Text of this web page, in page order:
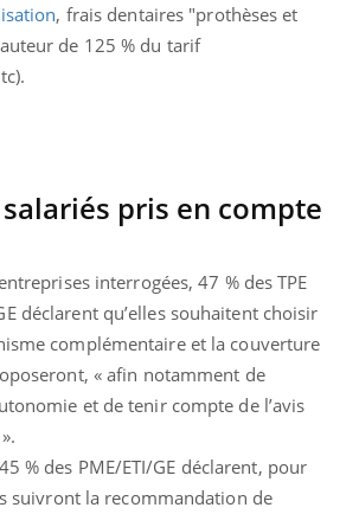
, frais dentaires "prothèses et
de 125 % du tarif
pris en compte
interrogées, 47 % des TPE
déclarent qu’elles souhaitent choisir
complémentaire et la couverture
« afin notamment de
et de tenir compte de l’avis
% des PME/ETI/GE déclarent, pour
suivront la recommandation de